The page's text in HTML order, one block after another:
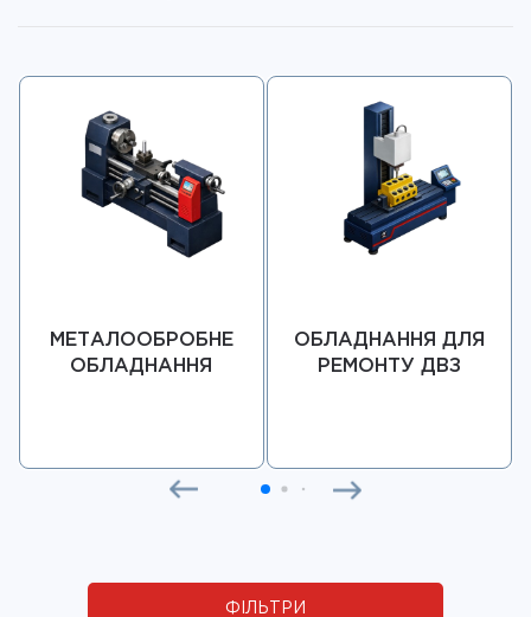
МЕТАЛООБРОБНЕ
ОБЛАДНАННЯ
ОБЛАДНАННЯ ДЛЯ
РЕМОНТУ ДВЗ
ФІЛЬТРИ